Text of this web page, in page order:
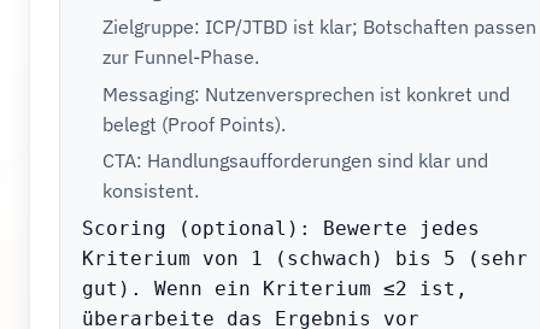
Zielgruppe: ICP/JTBD ist klar; Botschaften passen
zur Funnel-Phase.
Messaging: Nutzenversprechen ist konkret und
belegt (Proof Points).
CTA: Handlungsaufforderungen sind klar und
konsistent.
Scoring (optional): Bewerte jedes
Kriterium von 1 (schwach) bis 5 (sehr
gut). Wenn ein Kriterium ≤2 ist,
überarbeite das Ergebnis vor